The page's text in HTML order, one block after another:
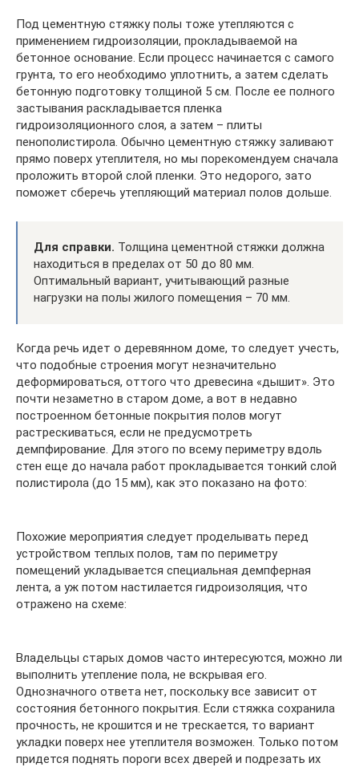
Под цементную стяжку полы тоже утепляются с
применением гидроизоляции, прокладываемой на
бетонное основание. Если процесс начинается с самого
грунта, то его необходимо уплотнить, а затем сделать
бетонную подготовку толщиной 5 см. После ее полного
застывания раскладывается пленка
гидроизоляционного слоя, а затем – плиты
пенополистирола. Обычно цементную стяжку заливают
прямо поверх утеплителя, но мы порекомендуем сначала
проложить второй слой пленки. Это недорого, зато
поможет сберечь утепляющий материал полов дольше.
Для справки. Толщина цементной стяжки должна
находиться в пределах от 50 до 80 мм.
Оптимальный вариант, учитывающий разные
нагрузки на полы жилого помещения – 70 мм.
Когда речь идет о деревянном доме, то следует учесть,
что подобные строения могут незначительно
деформироваться, оттого что древесина «дышит». Это
почти незаметно в старом доме, а вот в недавно
построенном бетонные покрытия полов могут
растрескиваться, если не предусмотреть
демпфирование. Для этого по всему периметру вдоль
стен еще до начала работ прокладывается тонкий слой
полистирола (до 15 мм), как это показано на фото:
Похожие мероприятия следует проделывать перед
устройством теплых полов, там по периметру
помещений укладывается специальная демпферная
лента, а уж потом настилается гидроизоляция, что
отражено на схеме:
Владельцы старых домов часто интересуются, можно ли
выполнить утепление пола, не вскрывая его.
Однозначного ответа нет, поскольку все зависит от
состояния бетонного покрытия. Если стяжка сохранила
прочность, не крошится и не трескается, то вариант
укладки поверх нее утеплителя возможен. Только потом
придется поднять пороги всех дверей и подрезать их